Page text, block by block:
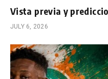
Vista previa y
JULY 6, 2026